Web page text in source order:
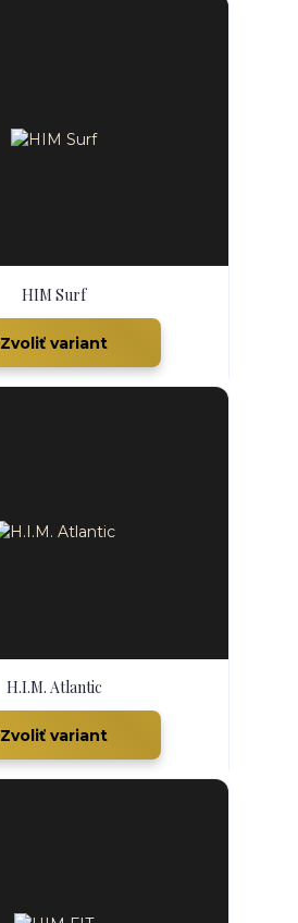
HIM Surf
Zvoliť variant
H.I.M. Atlantic
Zvoliť variant